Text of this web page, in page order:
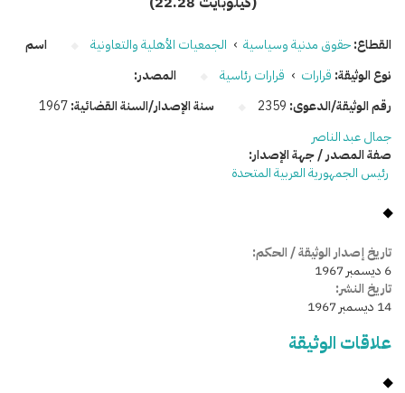
القطاع:حقوق مدنية وسياسية › الجمعيات الأهلية والتعاونية
نوع الوثيقة: قرارات › قرارات رئاسية
رقم الوثيقة/الدعوى: 2359 سنة الإصدار/السنة القضائية:1967
اسم
المصدر:
جمال عبد الناصر
صفة المصدر / جهة الإصدار:
رئيس الجمهورية العربية المتحدة
تاريخ إصدار الوثيقة / الحكم:
6 ديسمبر 1967
تاريخ النشر:
14 ديسمبر 1967
علاقات الوثيقة